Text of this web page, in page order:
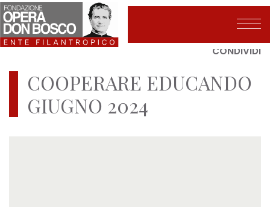
Salta
al
contenuto
CONDIVIDI
COOPERARE EDUCANDO
GIUGNO 2024